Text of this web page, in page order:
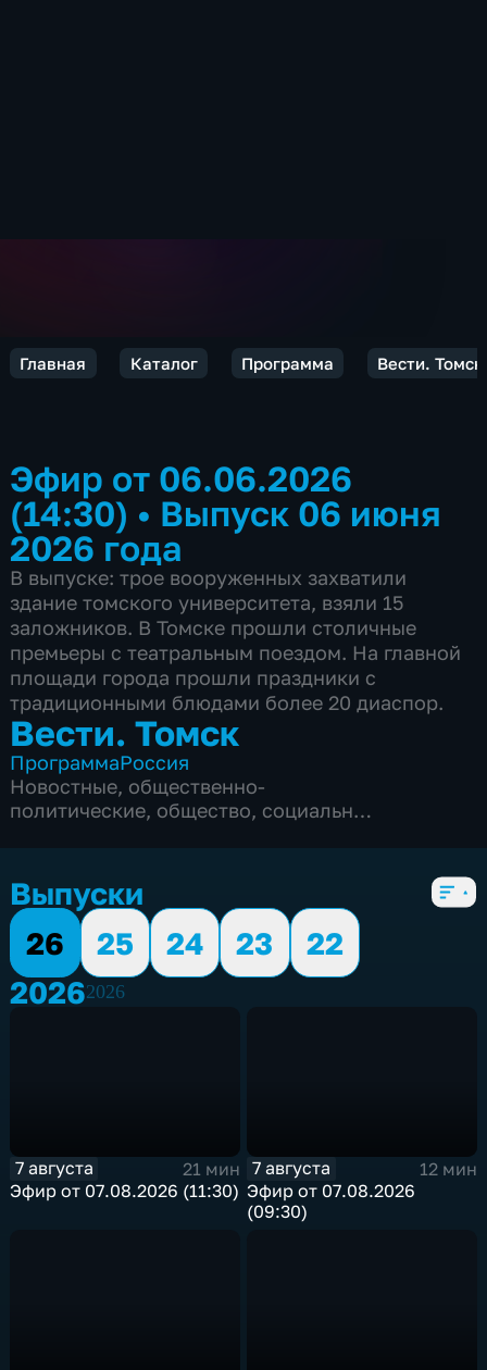
Главная Каталог Программа Вести. Томск
Эфир от 06.06.2026
(14:30) • Выпуск 06 июня
2026 года
В выпуске: трое вооруженных захватили
здание томского университета, взяли 15
заложников. В Томске прошли столичные
премьеры с театральным поездом. На главной
площади города прошли праздники с
традиционными блюдами более 20 диаспор.
Вести. Томск
ПрограммаРоссия
Новостные, общественно-
политические, общество, социально-
Выпуски
26
25 24 23
22
20262026
7 августа
21 мин
Эфир от 07.08.2026 (11:30)
7 августа
12 мин
Эфир от 07.08.2026
(09:30)